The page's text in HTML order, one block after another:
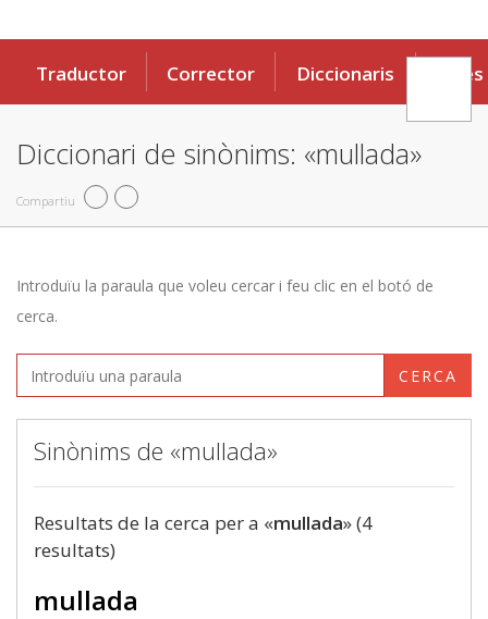
Traductor Corrector Diccionaris Eines
Diccionari de sinònims: «mullada»
Compartiu
Introduïu la paraula que voleu cercar i feu clic en el botó de
cerca.
CERCA
Sinònims de «mullada»
Resultats de la cerca per a «mullada» (4
resultats)
mullada